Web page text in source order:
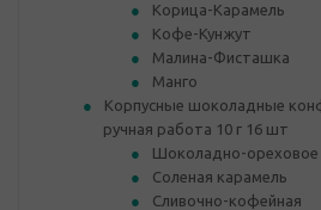
Корица-Карамель
Кофе-Кунжут
Малина-Фисташка
Манго
Корпусные шоколадные
ручная работа 10 г 16 шт
Шоколадно-ореховое
Соленая карамель
Сливочно-кофейная